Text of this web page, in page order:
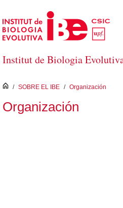
Saltar al contenido principal
Institut de Biologia
inici
/ SOBRE EL IBE / Organización
Organización